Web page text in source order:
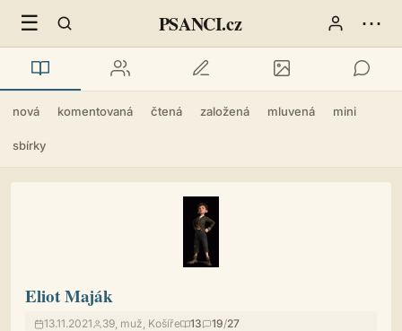
☰ PSANCI.cz ⋯
nová komentovaná čtená založená mluvená mini
sbírky
Eliot Maják
13.11.2021 39, muž, Košíře 13 19/27